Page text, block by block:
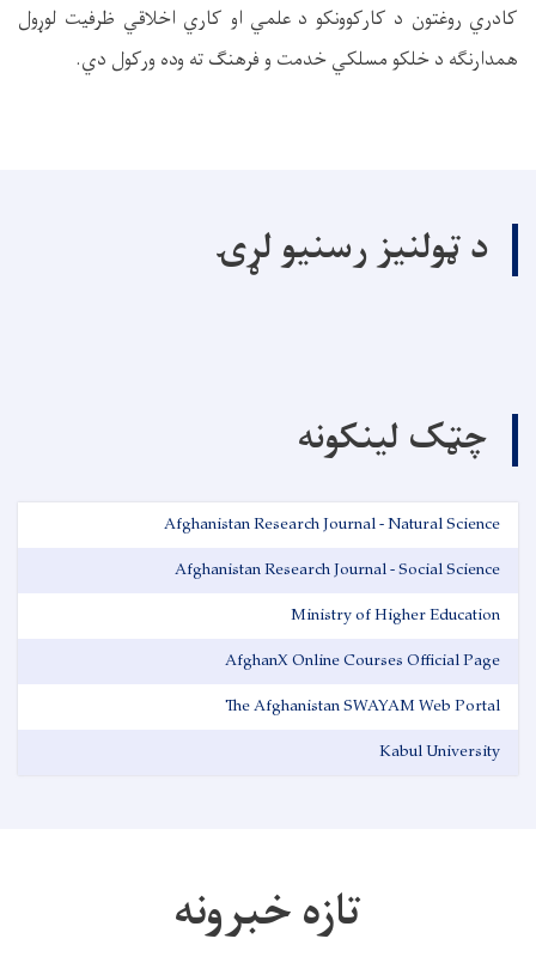
کادري روغتون د کارکوونکو د علمي او کاري اخلاقي ظرفیت لوړول
همدارنګه د خلکو مسلکي خدمت و فرهنگ ته وده ورکول دي.
د ټولنیز رسنیو لړۍ
چټک لینکونه
Afghanistan Research Journal - Natural Science
Afghanistan Research Journal - Social Science
Ministry of Higher Education
AfghanX Online Courses Official Page
The Afghanistan SWAYAM Web Portal
Kabul University
تازه خبرونه